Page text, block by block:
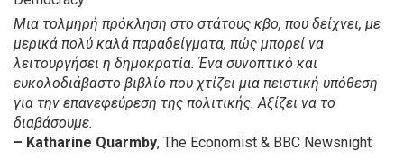
Μια τολμηρή πρόκληση στο στάτους κβο, που δείχνει, με
μερικά πολύ καλά παραδείγματα, πώς μπορεί να
λειτουργήσει η δημοκρατία. Ένα συνοπτικό και
ευκολοδιάβα­στο βιβλίο που χτίζει μια πειστική υπόθεση
για την επανεφεύρεση της πολιτικής. Αξίζει να το
διαβάσουμε.
– Katharine Quarmby, The Economist & BBC Newsnight